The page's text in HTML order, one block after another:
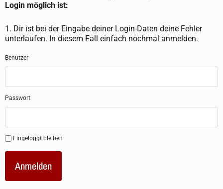
Login möglich ist:
1. Dir ist bei der Eingabe deiner Login-Daten deine Fehler
unterlaufen. In diesem Fall einfach nochmal anmelden.
Benutzer
Passwort
Eingeloggt bleiben
Anmelden